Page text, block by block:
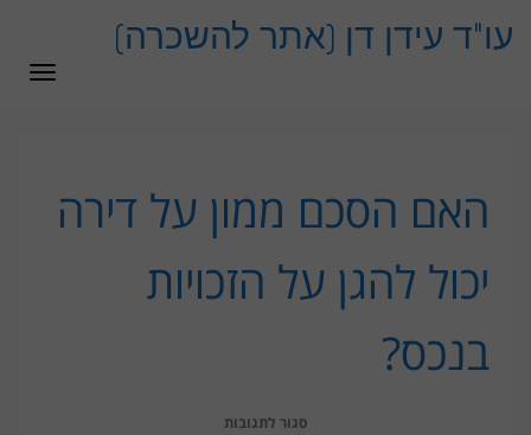
עו"ד עידן דן (אתר להשכרה)
האם הסכם ממון על דירה
יכול להגן על הזכויות
בנכס?
סגור לתגובות